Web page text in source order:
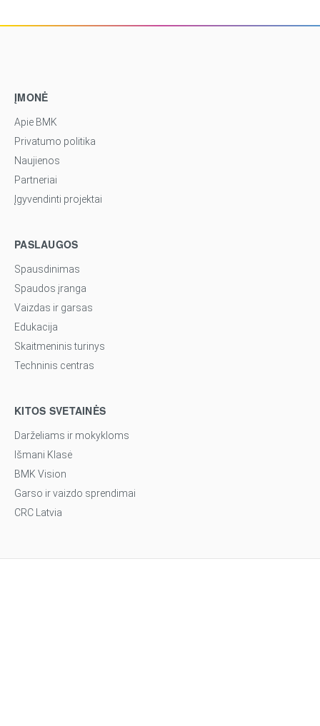
ĮMONĖ
Apie BMK
Privatumo politika
Naujienos
Partneriai
Įgyvendinti projektai
PASLAUGOS
Spausdinimas
Spaudos įranga
Vaizdas ir garsas
Edukacija
Skaitmeninis turinys
Techninis centras
KITOS SVETAINĖS
Darželiams ir mokykloms
Išmani Klasė
BMK Vision
Garso ir vaizdo sprendimai
CRC Latvia